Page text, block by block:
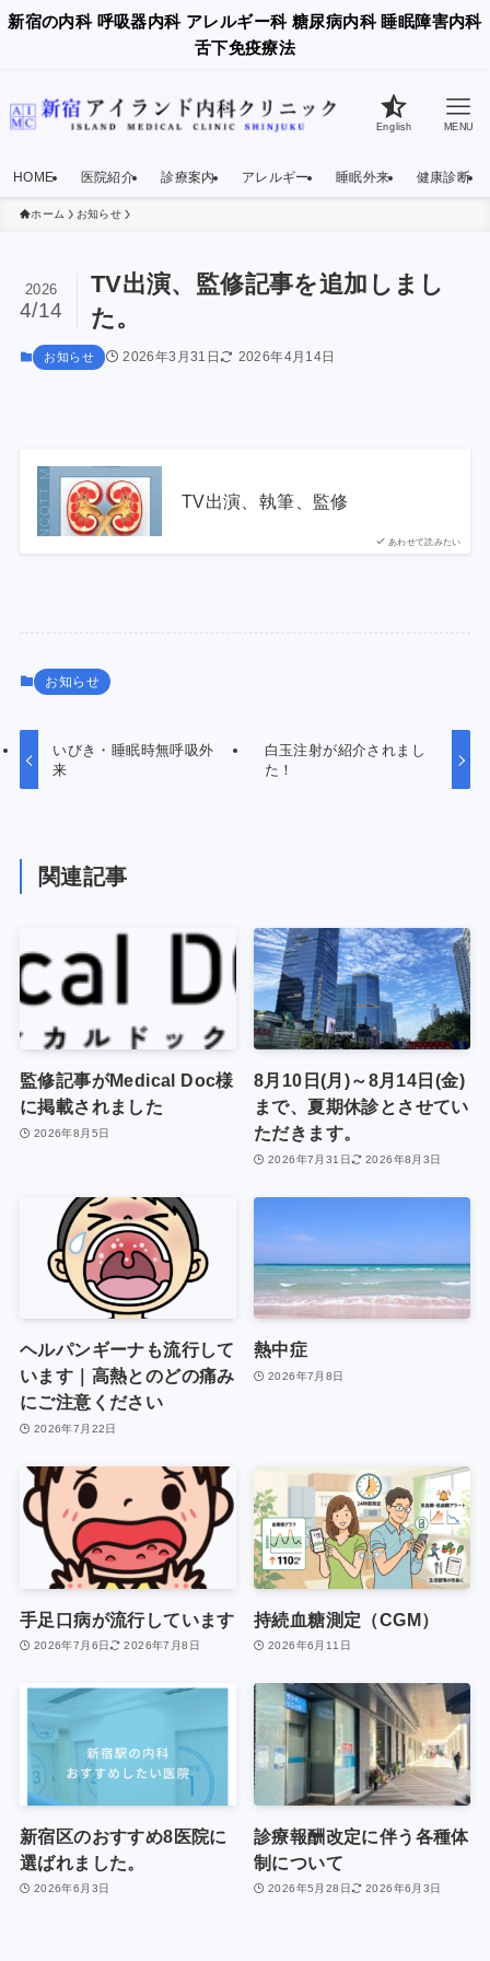
新宿の内科 呼吸器内科 アレルギー科 糖尿病内科 睡眠障害内科
舌下免疫療法
English MENU
HOME 医院紹介 診療案内 アレルギー 睡眠外来 健康診断
ホーム お知らせ
TV出演、監修記事を追加しまし
た。
2026
4/14
お知らせ 2026年3月31日 2026年4月14日
あわせて読みたい
TV出演、執筆、監修
お知らせ
いびき・睡眠時無呼吸外
来
白玉注射が紹介されまし
た！
関連記事
監修記事がMedical Doc様
に掲載されました
2026年8月5日
8月10日(月)～8月14日(金)
まで、夏期休診とさせてい
ただきます。
2026年7月31日 2026年8月3日
ヘルパンギーナも流行して
います｜高熱とのどの痛み
にご注意ください
2026年7月22日
熱中症
2026年7月8日
手足口病が流行しています
2026年7月6日 2026年7月8日
持続血糖測定（CGM）
2026年6月11日
新宿区のおすすめ8医院に
選ばれました。
2026年6月3日
診療報酬改定に伴う各種体
制について
2026年5月28日 2026年6月3日